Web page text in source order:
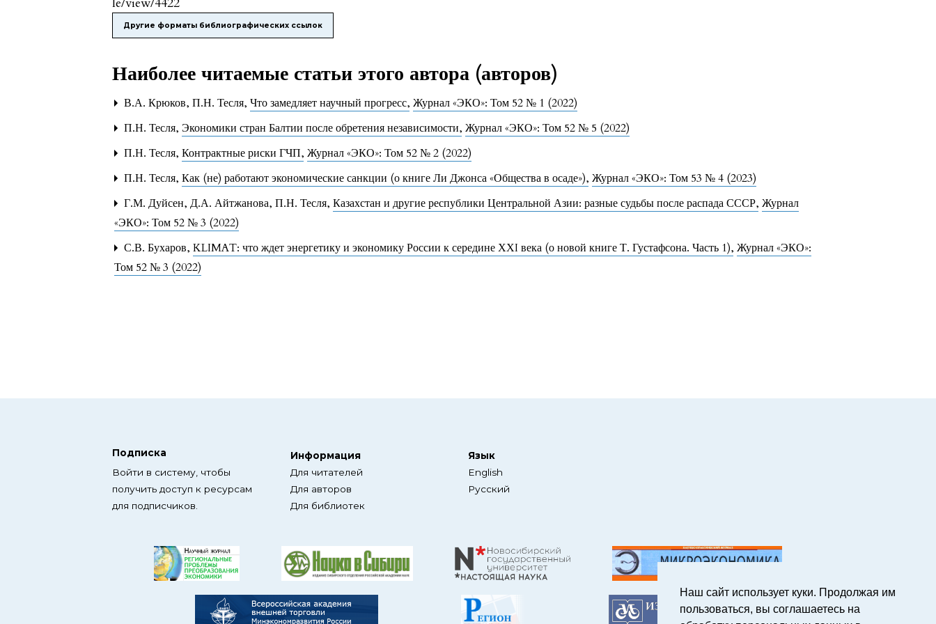
Наш сайт использует куки. Продолжая им
пользоваться, вы соглашаетесь на
Другие форматы библиографических ссылок
Наиболее читаемые статьи этого автора (авторов)
В.А. Крюков, П.Н. Тесля,Что замедляет научный прогресс,Журнал «ЭКО»: Том 52 № 1 (2022)
П.Н. Тесля,Экономики стран Балтии после обретения независимости,Журнал «ЭКО»: Том 52 № 5 (2022)
П.Н. Тесля,Контрактные риски ГЧП,Журнал «ЭКО»: Том 52 № 2 (2022)
П.Н. Тесля,Как (не) работают экономические санкции (о книге Ли Джонса «Общества в осаде»),Журнал «ЭКО»: Том 53 № 4 (2023)
Г.М. Дуйсен, Д.А. Айтжанова, П.Н. Тесля,Казахстан и другие республики Центральной Азии: разные судьбы после распада СССР,Журнал
«ЭКО»: Том 52 № 3 (2022)
С.В. Бухаров,KLIMAT: что ждет энергетику и экономику России к середине ХХI века (о новой книге Т. Густафсона. Часть 1),Журнал «ЭКО»:
Том 52 № 3 (2022)
Подписка
Войти в систему, чтобы
получить доступ к ресурсам
для подписчиков.
Информация
Для читателей
Для авторов
Для библиотек
Язык
English
Русский